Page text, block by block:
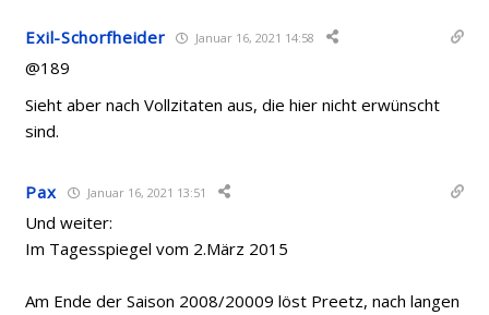
Exil-Schorfheider Januar 16, 2021 14:58
@189
Sieht aber nach Vollzitaten aus, die hier nicht erwünscht
sind.
Pax Januar 16, 2021 13:51
Und weiter:
Im Tagesspiegel vom 2.März 2015
Am Ende der Saison 2008/20009 löst Preetz, nach langen